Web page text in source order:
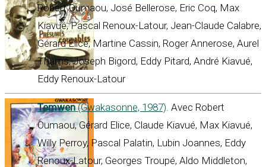
Robert Oumaou, José Bellerose, Eric Coq, Max
Kiavué, Pascal Renoux-Latour, Jean-Claude Calabre,
Gérard Elice, Martine Cassin, Roger Annerose, Aurel
Thams, Joseph Bigord, Eddy Pitard, André Kiavué,
Eddy Renoux-Latour
Temwen(Gwakasonne, 1987). Avec Robert
Oumaou, Gérard Elice, Claude Kiavué, Max Kiavué,
Willy Perroy, Pascal Palatin, Lubin Joannes, Eddy
Renoux-Latour, Georges Troupé, Aldo Middleton,